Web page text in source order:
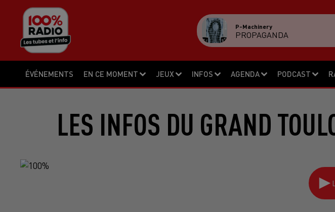
ÉVÉNEMENTS EN CE MOMENT JEUX INFOS AGENDA PODCAST
P-Machinery
PROPAGANDA
LES INFOS DU GRAND